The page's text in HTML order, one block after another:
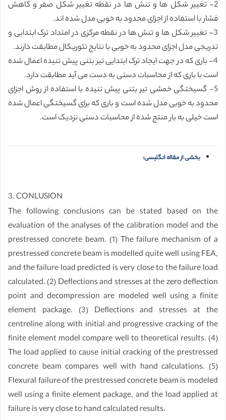
2- تغییر شکل ها و تنش ها در نقطه تغییر شکل صفر و کاهش
فشار با استفاده از اجزای محدود به خوبی مدل شده اند.
3- تغییر شکل ها و تنش ها در نقطه مرکزی در امتداد ترک ابتدایی و
تدریجی مدل اجزای محدود به خوبی با نتایج تئوریکال مطابقت دارند.
4- باری که در جهت ایجاد ترک ابتدایی تیر بتنی پیش تنیده اعمال شده
است با باری که از محاسبات دستی به دست می آید مطابقت دارد.
5- گسیختگی خمشی تیر بتنی پیش تنیده با استفاده از روش اجزای
محدود به خوبی مدل شده است و باری که برای گسیختگی اعمال شده
است خیلی به بار منتج شده از محاسبات دستی نزدیک است.
بخشی از مقاله انگلیسی:
3. CONLUSION
The following conclusions can be stated based on the
evaluation of the analyses of the calibration model and the
prestressed concrete beam. (1) The failure mechanism of a
prestressed concrete beam is modelled quite well using FEA,
and the failure load predicted is very close to the failure load
calculated. (2) Deflections and stresses at the zero deflection
point and decompression are modeled well using a finite
element package. (3) Deflections and stresses at the
centreline along with initial and progressive cracking of the
finite element model compare well to theoretical results. (4)
The load applied to cause initial cracking of the prestressed
concrete beam compares well with hand calculations. (5)
Flexural failure of the prestressed concrete beam is modeled
well using a finite element package, and the load applied at
failure is very close to hand calculated results.